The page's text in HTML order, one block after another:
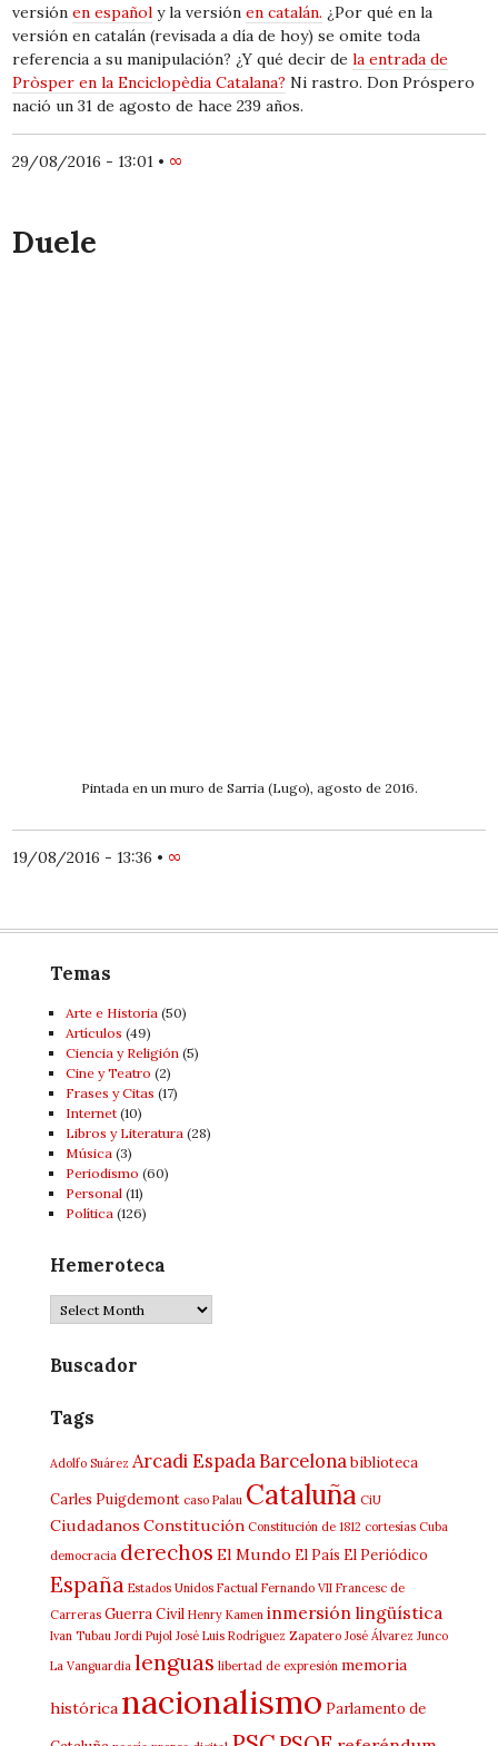
versiónen español y la versiónen catalán. ¿Por qué en la
versión en catalán (revisada a día de hoy) se omite toda
referencia a su manipulación? ¿Y qué decir dela entrada de
Pròsper en la Enciclopèdia Catalana? Ni rastro. Don Próspero
nació un 31 de agosto de hace 239 años.
29/08/2016 - 13:01 • ∞
Duele
Pintada en un muro de Sarria (Lugo), agosto de 2016.
19/08/2016 - 13:36 • ∞
Temas
Arte e Historia(50)
Artí­culos (49)
Ciencia y Religión(5)
Cine y Teatro (2)
Frases y Citas (17)
Internet(10)
Libros y Literatura(28)
Música(3)
Periodismo (60)
Personal(11)
Política(126)
Hemeroteca
Hemeroteca
Buscador
Tags
Adolfo Suárez Arcadi EspadaBarcelona biblioteca
Carles Puigdemont caso Palau Cataluña CiU
Ciudadanos Constitución Constitución de 1812 cortesías Cuba
democracia derechos El Mundo El País El Periódico
España Estados Unidos Factual Fernando VII Francesc de
Carreras Guerra Civil Henry Kamen inmersión lingüística
Ivan Tubau Jordi Pujol José Luis Rodríguez Zapatero José Álvarez Junco
La Vanguardia lenguas libertad de expresión memoria
histórica nacionalismo Parlamento de